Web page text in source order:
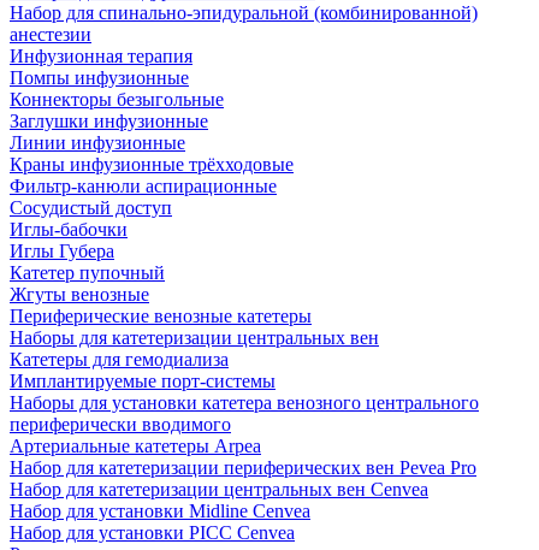
Набор для спинально-эпидуральной (комбинированной)
анестезии
Инфузионная терапия
Помпы инфузионные
Коннекторы безыгольные
Заглушки инфузионные
Линии инфузионные
Краны инфузионные трёхходовые
Фильтр-канюли аспирационные
Сосудистый доступ
Иглы-бабочки
Иглы Губера
Катетер пупочный
Жгуты венозные
Периферические венозные катетеры
Наборы для катетеризации центральных вен
Катетеры для гемодиализа
Имплантируемые порт‑системы
Наборы для установки катетера венозного центрального
периферически вводимого
Артериальные катетеры Arpea
Набор для катетеризации периферических вен Pevea Pro
Набор для катетеризации центральных вен Cenvea
Набор для установки Midline Cenvea
Набор для установки PICC Cenvea